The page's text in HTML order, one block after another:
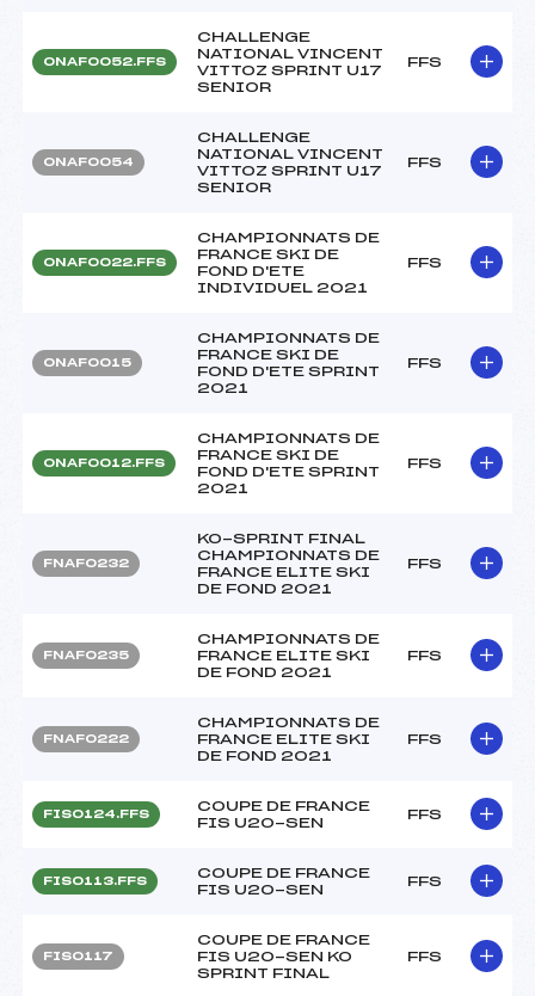
ONAF0052.FFS
CHALLENGE
NATIONAL VINCENT
VITTOZ SPRINT U17
SENIOR
FFS
ONAF0054
CHALLENGE
NATIONAL VINCENT
VITTOZ SPRINT U17
SENIOR
FFS
ONAF0022.FFS
CHAMPIONNATS DE
FRANCE SKI DE
FOND D'ETE
INDIVIDUEL 2021
FFS
ONAF0015
CHAMPIONNATS DE
FRANCE SKI DE
FOND D'ETE SPRINT
2021
FFS
ONAF0012.FFS
CHAMPIONNATS DE
FRANCE SKI DE
FOND D'ETE SPRINT
2021
FFS
FNAF0232
KO-SPRINT FINAL
CHAMPIONNATS DE
FRANCE ELITE SKI
DE FOND 2021
FFS
FNAF0235
CHAMPIONNATS DE
FRANCE ELITE SKI
DE FOND 2021
FFS
FNAF0222
CHAMPIONNATS DE
FRANCE ELITE SKI
DE FOND 2021
FFS
FIS0124.FFS
COUPE DE FRANCE
FIS U20-SEN
FFS
FIS0113.FFS
COUPE DE FRANCE
FIS U20-SEN
FFS
FIS0117
COUPE DE FRANCE
FIS U20-SEN KO
SPRINT FINAL
FFS